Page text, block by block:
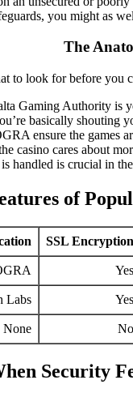
you might as
The
to look for before you
Gaming Authority is
basically shouting
ensure the games
casino cares about
handled is crucial in
of
SSL Encryption
Yes
Yes
Labs
No
None
Security